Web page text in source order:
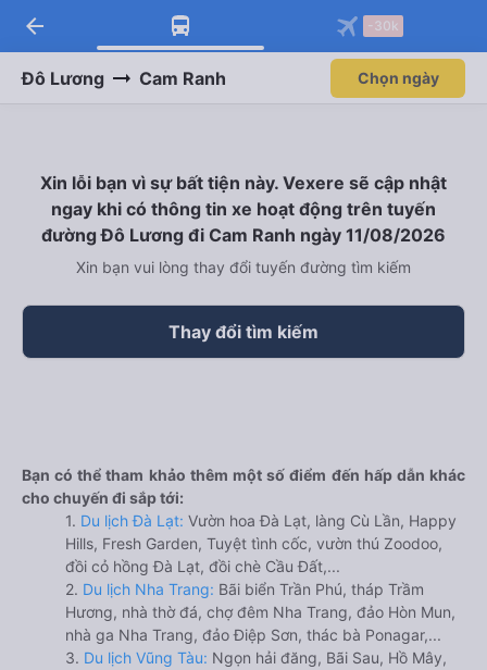
arrow_back -30k
Đô Lương Cam Ranh Chọn ngày
Xin lỗi bạn vì sự bất tiện này. Vexere sẽ cập nhật
ngay khi có thông tin xe hoạt động trên tuyến
đường Đô Lương đi Cam Ranh ngày 11/08/2026
Xin bạn vui lòng thay đổi tuyến đường tìm kiếm
Thay đổi tìm kiếm
Bạn có thể tham khảo thêm một số điểm đến hấp dẫn khác
cho chuyến đi sắp tới:
1. Du lịch Đà Lạt: Vườn hoa Đà Lạt, làng Cù Lần, Happy
Hills, Fresh Garden, Tuyệt tình cốc, vườn thú Zoodoo,
đồi cỏ hồng Đà Lạt, đồi chè Cầu Đất,...
2. Du lịch Nha Trang: Bãi biển Trần Phú, tháp Trầm
Hương, nhà thờ đá, chợ đêm Nha Trang, đảo Hòn Mun,
nhà ga Nha Trang, đảo Điệp Sơn, thác bà Ponagar,...
3. Du lịch Vũng Tàu: Ngọn hải đăng, Bãi Sau, Hồ Mây,